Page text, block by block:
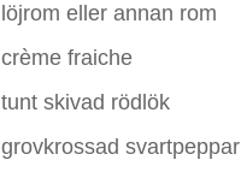
löjrom eller annan rom
crème fraiche
tunt skivad rödlök
grovkrossad svartpeppar